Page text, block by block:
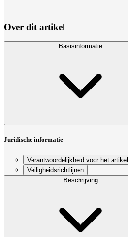
Over dit artikel
Basisinformatie
Juridische informatie
Verantwoordelijkheid voor het artikel
Veiligheidsrichtlijnen
Beschrijving